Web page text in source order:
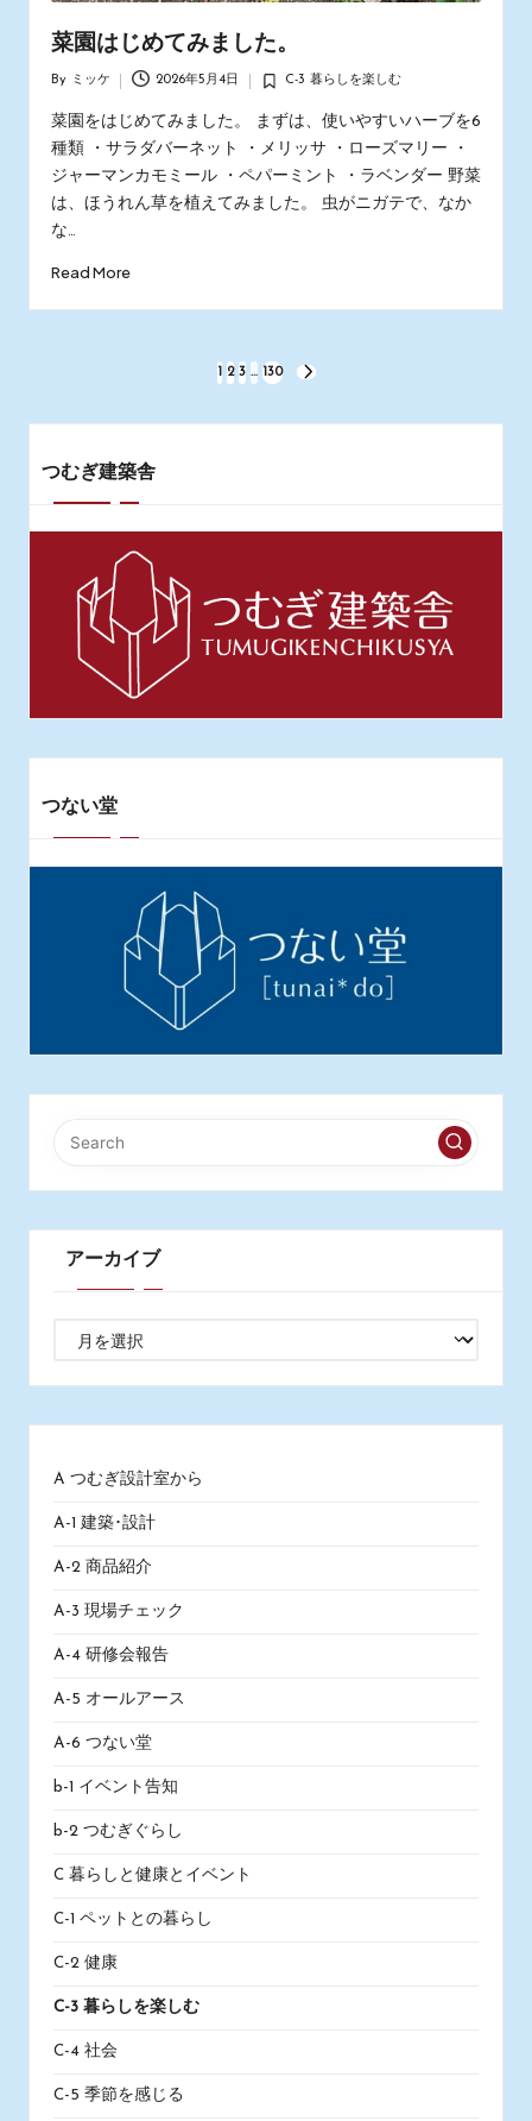
菜園はじめてみました。
by
By ミッケ 2026年5月4日
Posted
in
C-3 暮らしを楽しむ
菜園をはじめてみました。 まずは、使いやすいハーブを6
種類 ・サラダバーネット ・メリッサ ・ローズマリー ・
ジャーマンカモミール ・ペパーミント ・ラベンダー 野菜
は、ほうれん草を植えてみました。 虫がニガテで、なか
な…
Read More
稿
の
ペ
ー
2 3 … 130
NEXT
つむぎ建築舎
つない堂
アーカイブ
カ
A つむぎ設計室から
A-1 建築･設計
A-2 商品紹介
A-3 現場チェック
A-4 研修会報告
A-5 オールアース
A-6 つない堂
b-1 イベント告知
b-2 つむぎぐらし
C 暮らしと健康とイベント
C-1 ペットとの暮らし
C-2 健康
C-3 暮らしを楽しむ
C-4 社会
C-5 季節を感じる